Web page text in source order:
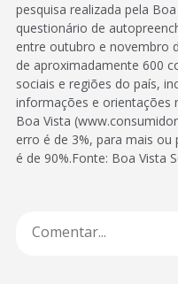
pesquisa realizada pela
questionário de
entre outubro e novembro
de aproximadamente 600
sociais e regiões do país,
informações e orientações
Boa Vista
erro é de 3%, para mais
é de 90%.Fonte: Boa Vista